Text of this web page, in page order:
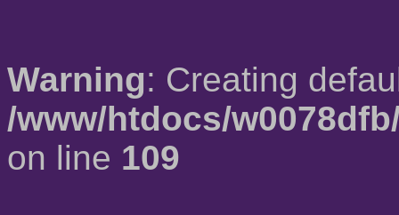
Warning: Creating
/www/htdocs/
on line 109